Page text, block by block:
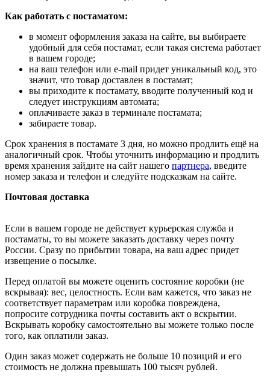
Как работать с постаматом:
в момент оформления заказа на сайте, вы выбираете
удобный для себя постамат, если такая система работает
в вашем городе;
на ваш телефон или e-mail придет уникальный код, это
значит, что товар доставлен в постамат;
вы приходите к постамату, вводите полученный код и
следует инструкциям автомата;
оплачиваете заказ в терминале постамата;
забираете товар.
Срок хранения в постамате 3 дня, но можно продлить ещё на
аналогичный срок. Чтобы уточнить информацию и продлить
время хранения зайдите на сайт нашего партнера, введите
номер заказа и телефон и следуйте подсказкам на сайте.
Почтовая доставка
Если в вашем городе не действует курьерская служба и
постаматы, то вы можете заказать доставку через почту
России. Сразу по прибытии товара, на ваш адрес придет
извещение о посылке.
Перед оплатой вы можете оценить состояние коробки (не
вскрывая): вес, целостность. Если вам кажется, что заказ не
соответствует параметрам или коробка повреждена,
попросите сотрудника почты составить акт о вскрытии.
Вскрывать коробку самостоятельно вы можете только после
того, как оплатили заказ.
Один заказ может содержать не больше 10 позиций и его
стоимость не должна превышать 100 тысяч рублей.